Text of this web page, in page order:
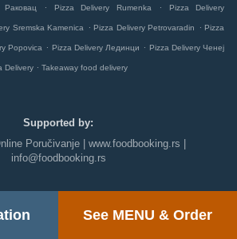
Раковац . Pizza Delivery Rumenka . Pizza Delivery
Sremska Kamenica . Pizza Delivery Petrovaradin . Pizza
Popovica . Pizza Delivery Лединци . Pizza Delivery Ченеј
Delivery . Takeaway food delivery
Supported by:
Poručivanje | www.foodbooking.rs |
info@foodbooking.rs
See MENU & Order